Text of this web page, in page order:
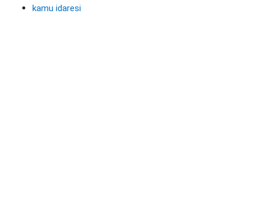
kamu idaresi